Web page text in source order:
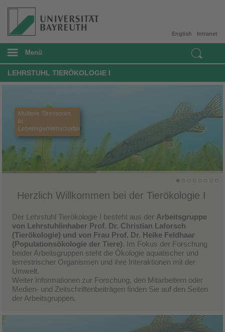
Intranet
English
Menü
LEHRSTUHL TIERÖKOLOGIE I
Multiple Stressoren
in
Lebensgemeinschaften
Herzlich Willkommen bei der Tierökologie I
Der Lehrstuhl Tierökologie I besteht aus der Arbeitsgruppe
von Lehrstuhlinhaber Prof. Dr. Christian Laforsch
(Tierökologie) und von Frau Prof. Dr. Heike Feldhaar
(Populationsökologie der Tiere). Im Fokus der Forschung
beider Arbeitsgruppen steht die Ökologie aquatischer und
terrestrischer Organismen und ihre Interaktionen mit der
Umwelt.
Weiter Informationen zur Forschung, den Mitarbeitern oder
Medien- und Zeitschriftenbeiträgen finden Sie auf den Seiten
der Arbeitsgruppen.